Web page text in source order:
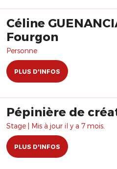
Céline
Fourgon
Personne
PLUS D'INFOS
Pépinière de
Stage | Mis à jour il y a 7 mois.
PLUS D'INFOS